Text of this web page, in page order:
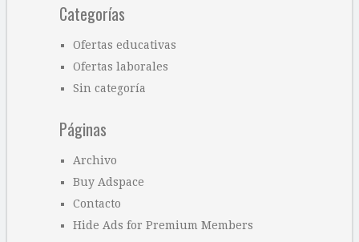
Categorías
Ofertas educativas
Ofertas laborales
Sin categoría
Páginas
Archivo
Buy Adspace
Contacto
Hide Ads for Premium Members